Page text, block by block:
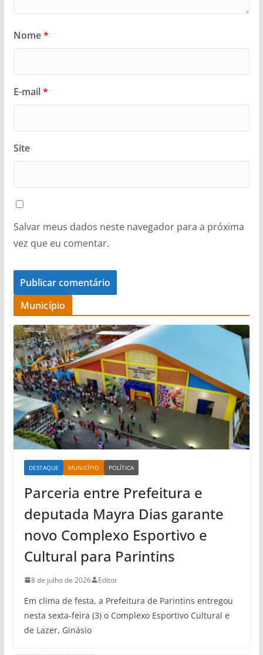
Nome*
E-mail*
Site
Salvar meus dados neste navegador para a próxima
vez que eu comentar.
Município
DESTAQUE MUNICÍPIO POLÍTICA
Parceria entre Prefeitura e
deputada Mayra Dias garante
novo Complexo Esportivo e
Cultural para Parintins
8 de julho de 2026 Editor
Em clima de festa, a Prefeitura de Parintins entregou
nesta sexta-feira (3) o Complexo Esportivo Cultural e
de Lazer, Ginásio